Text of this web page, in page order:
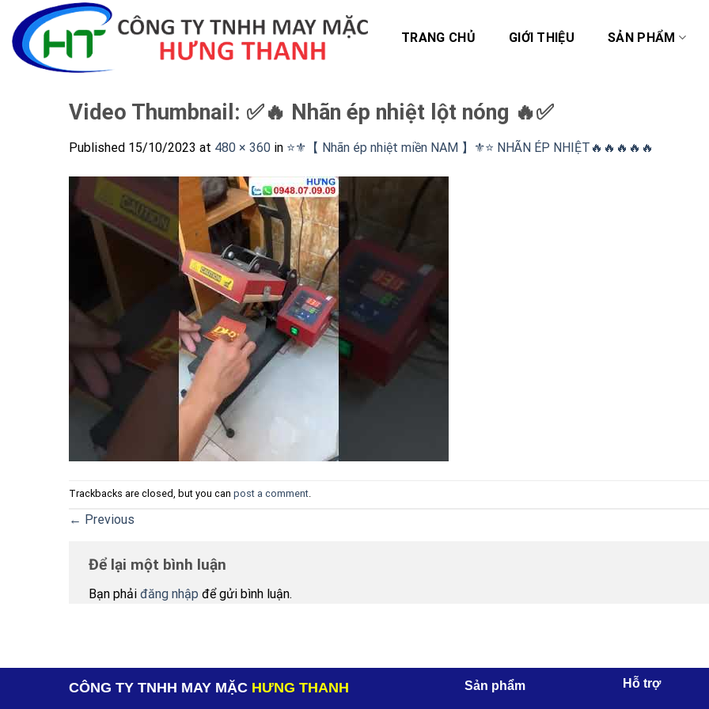
content
TRANG CHỦ GIỚI THIỆU SẢN PHẨM
Video Thumbnail: ✅🔥 Nhãn ép nhiệt lột nóng 🔥✅
Published 15/10/2023 at 480 × 360 in ⭐️⚜️【 Nhãn ép nhiệt miền NAM 】⚜️⭐️ NHÃN ÉP NHIỆT🔥🔥🔥🔥🔥
Trackbacks are closed, but you can post a comment
← Previous
Để lại một bình luận
Bạn phải đăng nhập để gửi bình luận.
CÔNG TY TNHH MAY MẶC HƯNG THANH Sản phẩm Hỗ trợ